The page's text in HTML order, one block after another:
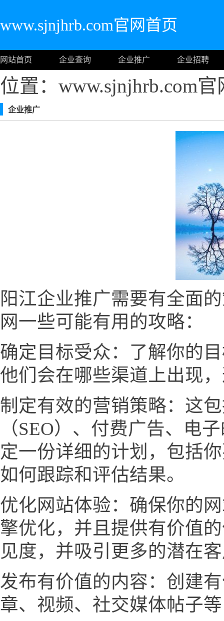
www.sjnjhrb.com官网首页
网站首页 企业查询 企业推广 企业招聘
位置：www.sjnjhrb.com
企业推广
阳江企业推广需要有全面
网一些可能有用的攻略：
确定目标受众：了解你的
他们会在哪些渠道上出现
制定有效的营销策略：这
（SEO）、付费广告、电
定一份详细的计划，包括
如何跟踪和评估结果。
优化网站体验：确保你的
擎优化，并且提供有价值
见度，并吸引更多的潜在
发布有价值的内容：创建
章、视频、社交媒体帖子